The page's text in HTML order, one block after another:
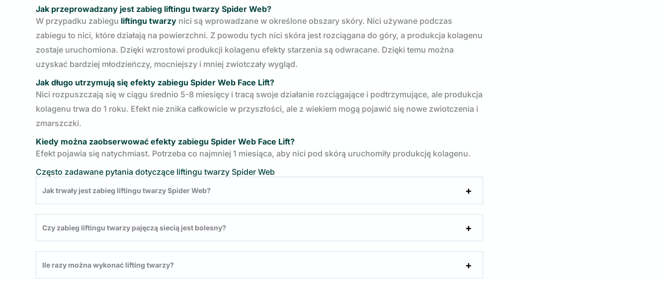
Jak przeprowadzany jest zabieg liftingu twarzy Spider Web?
W przypadku zabiegu liftingu twarzy nici są wprowadzane w określone obszary skóry. Nici używane podczas
zabiegu to nici, które działają na powierzchni. Z powodu tych nici skóra jest rozciągana do góry, a produkcja kolagenu
zostaje uruchomiona. Dzięki wzrostowi produkcji kolagenu efekty starzenia są odwracane. Dzięki temu można
uzyskać bardziej młodzieńczy, mocniejszy i mniej zwiotczały wygląd.
Jak długo utrzymują się efekty zabiegu Spider Web Face Lift?
Nici rozpuszczają się w ciągu średnio 5-8 miesięcy i tracą swoje działanie rozciągające i podtrzymujące, ale produkcja
kolagenu trwa do 1 roku. Efekt nie znika całkowicie w przyszłości, ale z wiekiem mogą pojawić się nowe zwiotczenia i
zmarszczki.
Kiedy można zaobserwować efekty zabiegu Spider Web Face Lift?
Efekt pojawia się natychmiast. Potrzeba co najmniej 1 miesiąca, aby nici pod skórą uruchomiły produkcję kolagenu.
Często zadawane pytania dotyczące liftingu twarzy Spider Web
Jak trwały jest zabieg liftingu twarzy Spider Web?
Czy zabieg liftingu twarzy pajęczą siecią jest bolesny?
Ile razy można wykonać lifting twarzy?